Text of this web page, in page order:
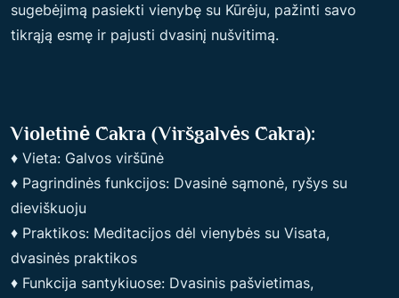
sugebėjimą pasiekti vienybę su Kūrėju, pažinti savo
tikrąją esmę ir pajusti dvasinį nušvitimą.
Violetinė Čakra (viršgalvės Čakra):
♦ Vieta: Galvos viršūnė
♦ Pagrindinės funkcijos: Dvasinė sąmonė, ryšys su
dieviškuoju
♦ Praktikos: Meditacijos dėl vienybės su Visata,
dvasinės praktikos
♦ Funkcija santykiuose: Dvasinis pašvietimas,